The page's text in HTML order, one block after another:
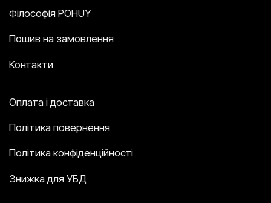
Філософія POHUY
Пошив на замовлення
Контакти
Оплата і доставка
Політика повернення
Політика конфіденційності
Знижка для УБД